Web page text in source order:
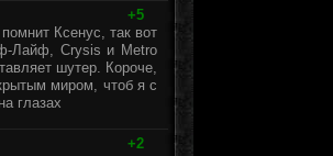
+5
Ксенус, так вот
Лайф, Crysis и Metro
шутер. Короче,
миром, чтоб я с
глазах
+2